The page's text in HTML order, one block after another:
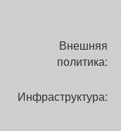
Внешняя
политика:
Инфраструктура: